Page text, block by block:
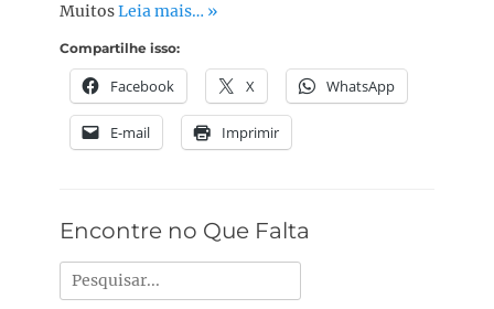
MuitosLeia mais… »
Compartilhe isso:
Facebook X WhatsApp
E-mail Imprimir
Encontre no Que Falta
Pesquisar
por: